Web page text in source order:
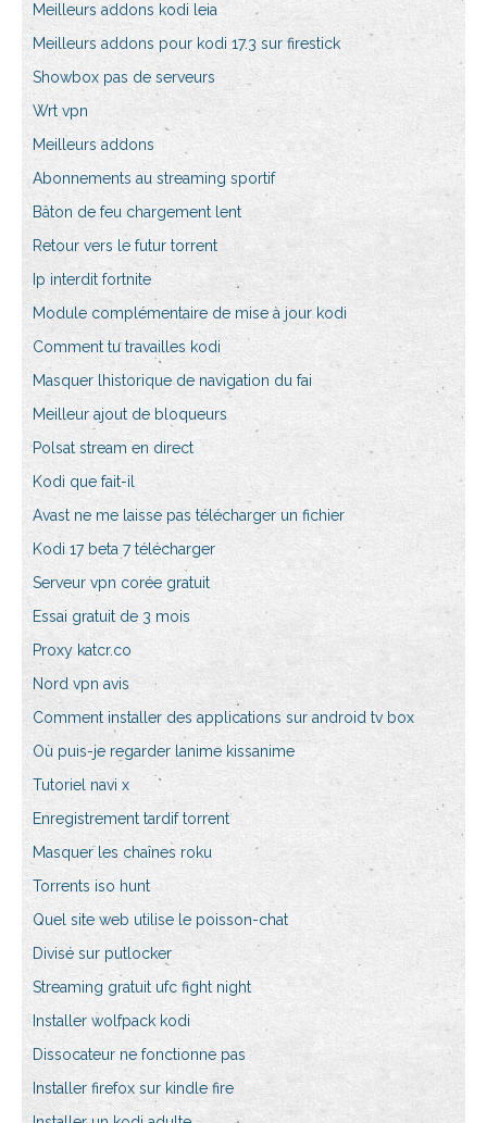
Meilleurs addons kodi leia
Meilleurs addons pour kodi 17.3 sur firestick
Showbox pas de serveurs
Wrt vpn
Meilleurs addons
Abonnements au streaming sportif
Bâton de feu chargement lent
Retour vers le futur torrent
Ip interdit fortnite
Module complémentaire de mise à jour kodi
Comment tu travailles kodi
Masquer lhistorique de navigation du fai
Meilleur ajout de bloqueurs
Polsat stream en direct
Kodi que fait-il
Avast ne me laisse pas télécharger un fichier
Kodi 17 beta 7 télécharger
Serveur vpn corée gratuit
Essai gratuit de 3 mois
Proxy katcr.co
Nord vpn avis
Comment installer des applications sur android tv box
Où puis-je regarder lanime kissanime
Tutoriel navi x
Enregistrement tardif torrent
Masquer les chaînes roku
Torrents iso hunt
Quel site web utilise le poisson-chat
Divisé sur putlocker
Streaming gratuit ufc fight night
Installer wolfpack kodi
Dissocateur ne fonctionne pas
Installer firefox sur kindle fire